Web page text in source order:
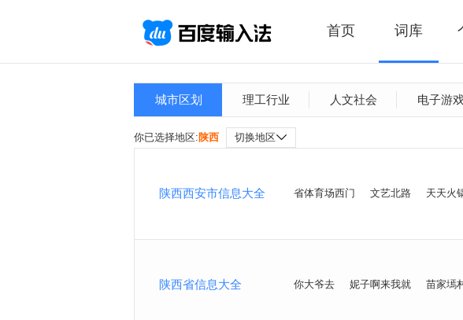
首页 词库
城市区划 理工行业 人文社会 电子游
你已选择地区: 陕西 切换地区
陕西西安市信息大全 省体育场西门 文艺北路 天天火
陕西省信息大全 你大爷去 妮子啊来我就 苗家墕